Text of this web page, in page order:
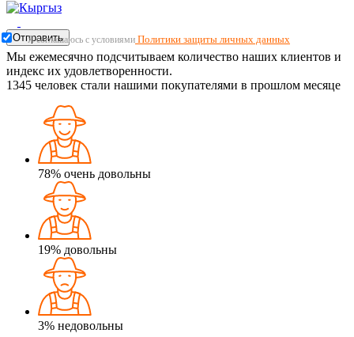
Отправить
Я соглашаюсь с условиями Политики защиты личных данных
Мы ежемесячно подсчитываем количество наших клиентов и
индекс их удовлетворенности.
1345 человек стали нашими покупателями в прошлом месяце
78% очень довольны
19% довольны
3% недовольны